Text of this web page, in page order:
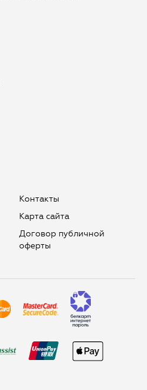
Контакты
Карта сайта
Договор публичной
оферты